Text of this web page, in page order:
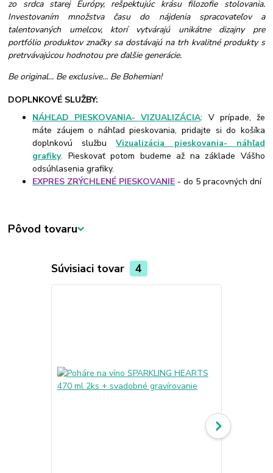
zo srdca starej Európy, rešpektujúc krásu filozofie stolovania.
Investovaním množstva času do nájdenia spracovateľov a
talentovaných umelcov, ktorí vytvárajú unikátne dizajny pre
portfólio produktov značky sa dostávajú na trh kvalitné produkty s
pretrvávajúcou hodnotou pre ďalšie generácie.
Be original... Be exclusive... Be Bohemian!
DOPLNKOVÉ SLUŽBY:
NÁHĽAD PIESKOVANIA- VIZUALIZÁCIA: V prípade, že
máte záujem o náhľad pieskovania, pridajte si do košíka
doplnkovú službuVizualizácia pieskovania- náhľad
grafiky. Pieskovať potom budeme až na základe Vášho
odsúhlasenia grafiky.
EXPRES ZRÝCHLENÉ PIESKOVANIE - do 5 pracovných dní
Pôvod tovaru
Súvisiaci tovar 4